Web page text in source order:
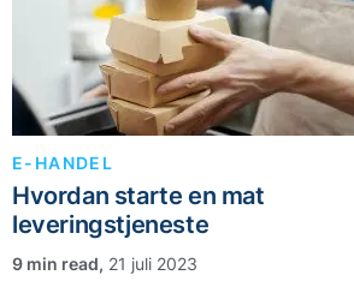
E-HANDEL
Hvordan starte en mat
leveringstjeneste
, 21 juli 2023